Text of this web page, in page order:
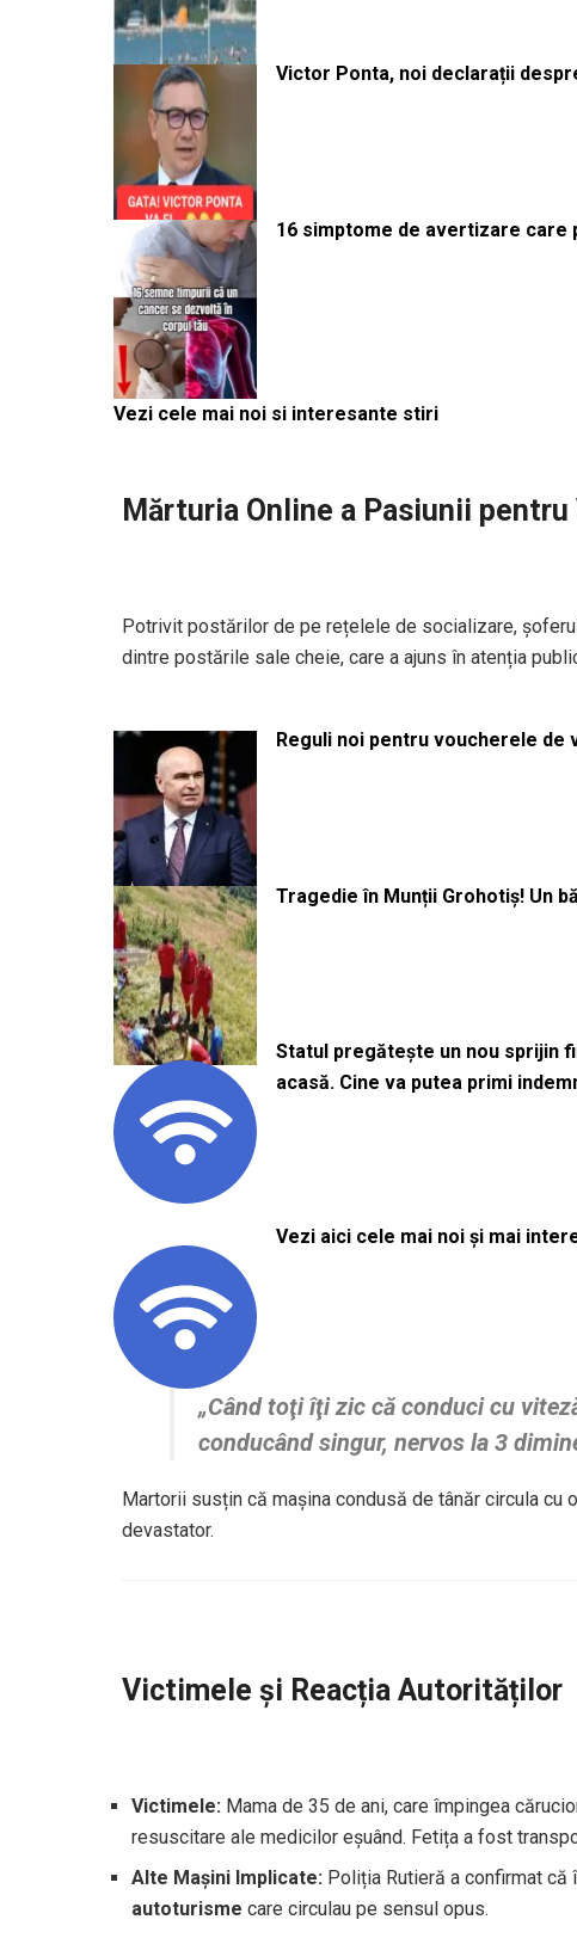
Victor Ponta, noi declarații
16 simptome de avertizare care
Vezi cele mai noi si interesante stiri
Mărturia Online a Pasiunii
Potrivit postărilor de pe rețelele de socializare,
dintre postările sale cheie, care a ajuns în atenția
Reguli noi pentru voucherele de
Tragedie în Munții Grohotiș! Un
Statul pregătește un nou sprijin
acasă. Cine va putea primi
Vezi aici cele mai noi și mai
„Când toţi îţi zic că conduci cu
conducând singur, nervos la 3
Martorii susțin că mașina condusă de tânăr circula
devastator.
Victimele și Reacția Autorităților
Victimele: Mama de 35 de ani, care împingea
resuscitare ale medicilor eșuând. Fetița a fost
Alte Mașini Implicate: Poliția Rutieră a confirmat
autoturisme care circulau pe sensul opus.